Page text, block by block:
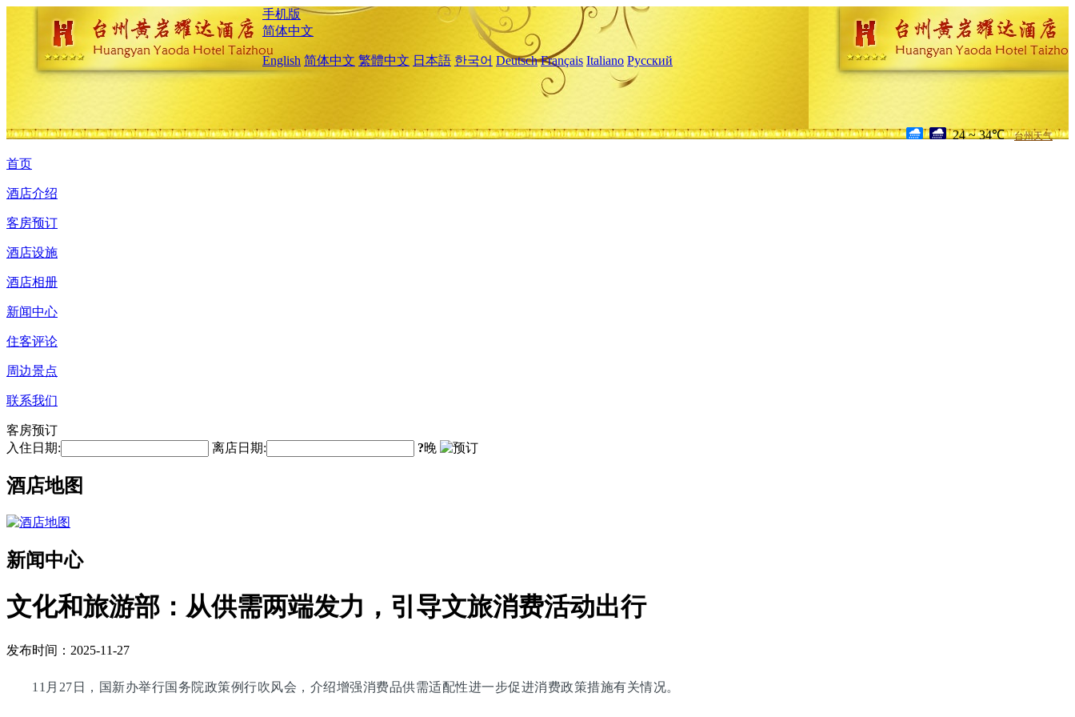
手机版
简体中文
English 简体中文 繁體中文 日本語 한국어 Deutsch Français Italiano Русский
24 ~ 34℃ 台州天气
首页
酒店介绍
客房预订
酒店设施
酒店相册
新闻中心
住客评论
周边景点
联系我们
客房预订
入住日期:
离店日期: ?晚
酒店地图
新闻中心
文化和旅游部：从供需两端发力，引导文旅消费活动出行
发布时间：2025-11-27
11月27日，国新办举行国务院政策例行吹风会，介绍增强消费品供需适配性进一步促进消费政策措施有关情况。